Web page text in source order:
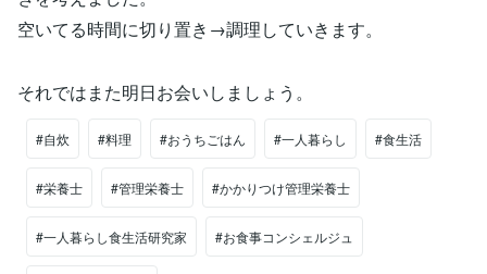
空いてる時間に切り置き→調理していきます。
それではまた明日お会いしましょう。
#自炊 #料理 #おうちごはん #一人暮らし #食生活
#栄養士 #管理栄養士 #かかりつけ管理栄養士
#一人暮らし食生活研究家 #お食事コンシェルジュ